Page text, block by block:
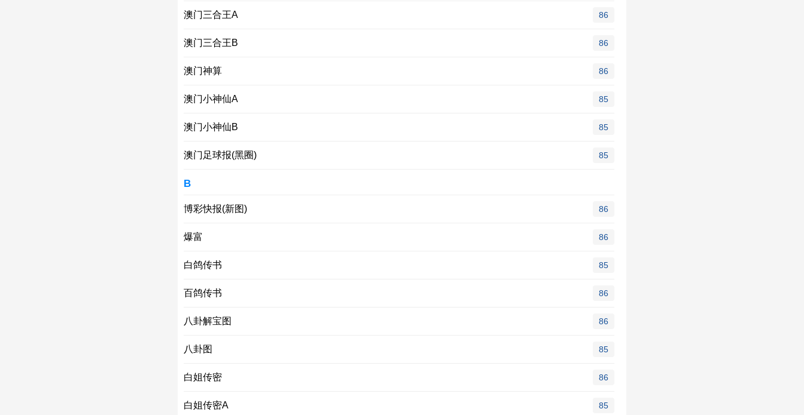
澳门三合王A 86
澳门三合王B 86
澳门神算 86
澳门小神仙A 85
澳门小神仙B 85
澳门足球报(黑圈) 85
B
博彩快报(新图) 86
爆富 86
白鸽传书 85
百鸽传书 86
八卦解宝图 86
八卦图 85
白姐传密 86
白姐传密A 85